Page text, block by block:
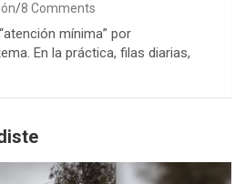
8 Comments
mínima” por
En la práctica, filas diarias,